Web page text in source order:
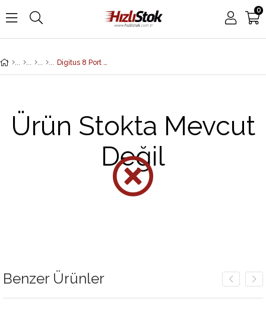
0
Digitus 8 Port 4K HDMI Çoklayıcı, 4K2K, UHD/30Hz, Full 3D, High Speed HDMI, Metal Şasi, siyah renk
Benzer Ürünler